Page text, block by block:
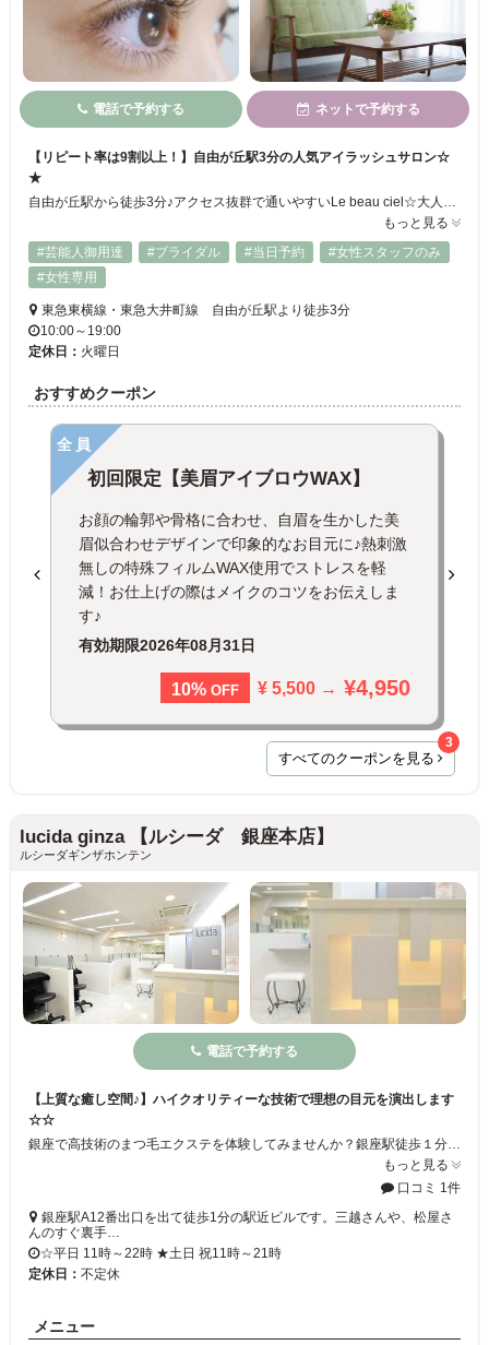
電話で予約する ネットで予約する
【リピート率は9割以上！】自由が丘駅3分の人気アイラッシュサロン☆
★
もっと見る
#芸能人御用達
#ブライダル #当日予約
#女性スタッフのみ
#女性専用
東急東横線・東急大井町線 自由が丘駅より徒歩3分
10:00～19:00
定休日： 火曜日
おすすめクーポン
全員
初回限定【美眉アイブロウWAX】
お顔の輪郭や骨格に合わせ、自眉を生かした美
眉似合わせデザインで印象的なお目元に♪熱刺激
無しの特殊フィルムWAX使用でストレスを軽
減！お仕上げの際はメイクのコツをお伝えしま
す♪
有効期限2026年08月31日
10% OFF ¥ 5,500 → ¥4,950
すべてのクーポンを見る
3
lucida ginza 【ルシーダ 銀座本店】
ルシーダギンザホンテン
電話で予約する
【上質な癒し空間♪】ハイクオリティーな技術で理想の目元を演出します
☆☆
もっと見る
口コミ 1件
銀座駅A12番出口を出て徒歩1分の駅近ビルです。三越さんや、松屋さ
んのすぐ裏手…
☆平日 11時～22時 ★土日 祝11時～21時
定休日： 不定休
メニュー